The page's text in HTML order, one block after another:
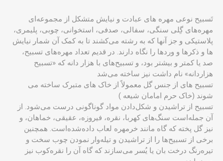
تَسبیح نوعی مهره های عبادت و نیایش متشکل از مجموعه‌ای
مهره‌های گِلی سنگی، سفالی، صدفی، استخوانی، چوبی، پلیمری،
پلاستیکی و جز آنها که به رشته می‌کشند تا به کمک آن شمار نیایش
ها و ذکرها و وردها را نگاه دارند. در قدیم تعداد مهره‌های تسبیح،
صد یا کمتر و بیشتر بود، و تسبیح‌های با هزار دانه که «تسبیح
هزاردانه» نام داشت نیز ساخته می‌شد
تسبیح های از جنس گل معمولاً از خاک های متبرک ساخته می
شوند (خاک حرم امامان شیعه )
تسبیح از تراشیدن و شکل‌دادن مواد گوناگونی درست می‌شود. از
آن جمله‌است سنگ‌های کهربا، نقره، فیروزه، عقیقی، خماهان، و
نیز گل پخته که گاه مانند خرمهره لعاب داده‌شده‌است. همچنین
برخی از تسبیح‌ها را از تراشیدن و تیله‌وار نمودن چوب سخت و
تیره‌رنگ درخت بان یا یُسر می‌سازند که گاه آن را نقره‌کوب نیز